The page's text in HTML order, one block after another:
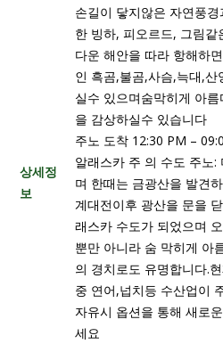
상세정
보
손길이 닿지않은 자연풍
한 빙하, 피오르드, 그림
다운 해안을 따라 항해하
인 흑곰,불곰,사슴,늑대,
실수 있으며숨막히게 아
을 감상하실수 있습니다
주노 도착 12:30 PM –
알래스카 주 의 수도 주노:
며 한때는 금광산을 발견
계대전이후 광산을 문을
래스카 수도가 되었으며
뿐만 아니라 숨 막히게 아
의 경치로도 유명합니다.
중 연어,넙치등 수산업이
자유시 옵션을 통해 새로
세요